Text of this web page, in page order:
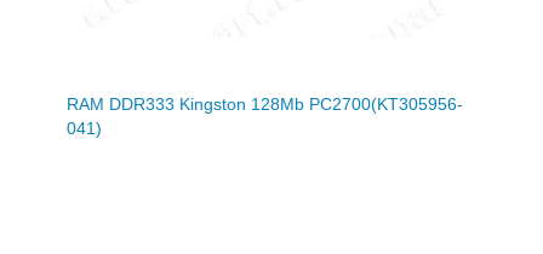
RAM DDR333 Kingston 128Mb PC2700(KT305956-
041)